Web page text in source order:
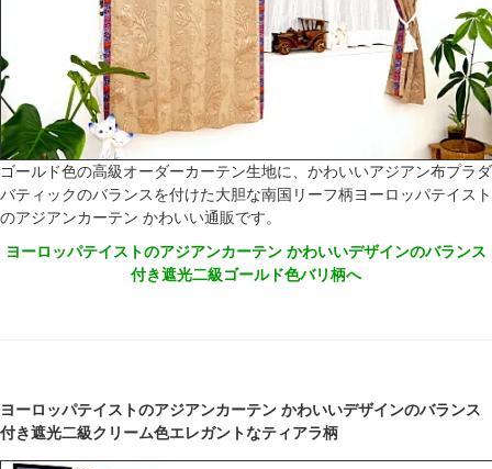
ゴールド色の高級オーダーカーテン生地に、かわいいアジアン布プラダ
バティックのバランスを付けた大胆な南国リーフ柄ヨーロッパテイスト
のアジアンカーテン かわいい通販です。
ヨーロッパテイストのアジアンカーテン かわいいデザインのバランス
付き遮光二級ゴールド色バリ柄へ
ヨーロッパテイストのアジアンカーテン かわいいデザインのバランス
付き遮光二級クリーム色エレガントなティアラ柄